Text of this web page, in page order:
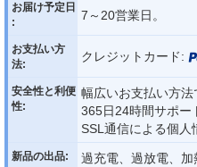
お届け予定日
:
7～20営業日。
お支払い方
法:
クレジットカード:
安全性と利便
性:
幅広いお支払い方
365日24時間サポー
SSL通信による個人
新品の出品:
過充電、過放電、